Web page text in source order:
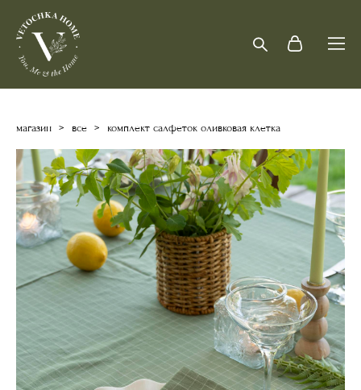
магазин > все > комплект салфеток оливковая клетка